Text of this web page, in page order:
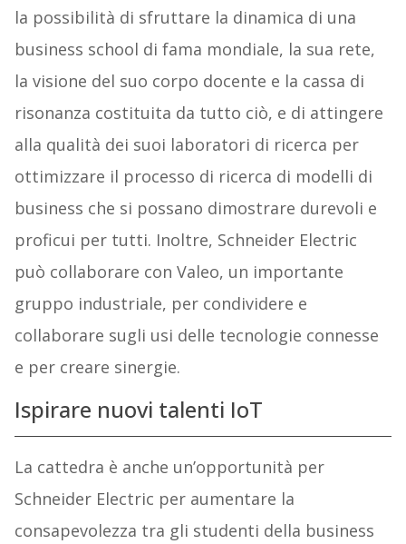
la possibilità di sfruttare la dinamica di una
business school di fama mondiale, la sua rete,
la visione del suo corpo docente e la cassa di
risonanza costituita da tutto ciò, e di attingere
alla qualità dei suoi laboratori di ricerca per
ottimizzare il processo di ricerca di modelli di
business che si possano dimostrare durevoli e
proficui per tutti. Inoltre, Schneider Electric
può collaborare con Valeo, un importante
gruppo industriale, per condividere e
collaborare sugli usi delle tecnologie connesse
e per creare sinergie.
Ispirare nuovi talenti IoT
La cattedra è anche un’opportunità per
Schneider Electric per aumentare la
consapevolezza tra gli studenti della business